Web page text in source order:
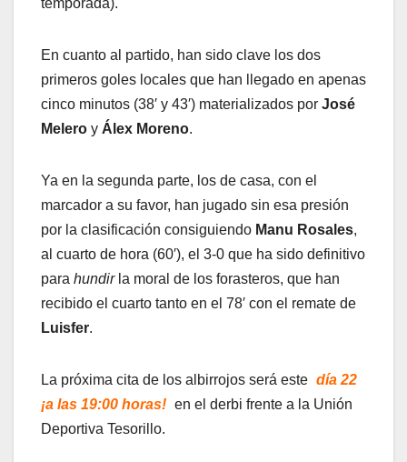
En cuanto al partido, han sido clave los dos
primeros goles locales que han llegado en apenas
cinco minutos (38′ y 43′) materializados por José
Melero y Álex Moreno.
Ya en la segunda parte, los de casa, con el
marcador a su favor, han jugado sin esa presión
por la clasificación consiguiendo Manu Rosales,
al cuarto de hora (60′), el 3-0 que ha sido definitivo
para hundirla moral de los forasteros, que han
recibido el cuarto tanto en el 78′ con el remate de
Luisfer.
La próxima cita de los albirrojos será este día 22
¡a las 19:00 horas! en el derbi frente a la Unión
Deportiva Tesorillo.